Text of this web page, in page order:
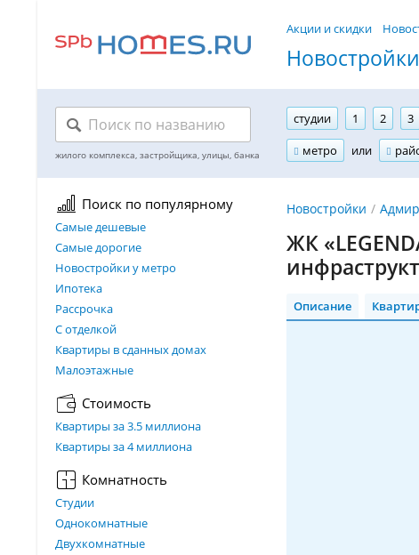
Акции и скидки
студии 1 2 3
метро
или
Поиск по популярному
Самые дешевые
Самые дорогие
Новостройки у метро
Ипотека
Рассрочка
С отделкой
Квартиры в сданных домах
Малоэтажные
Стоимость
Квартиры за 3.5 миллиона
Квартиры за 4 миллиона
Комнатность
Студии
Однокомнатные
Двухкомнатные
Новостройки
ЖК
Описание